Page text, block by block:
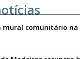
mural comunitário na